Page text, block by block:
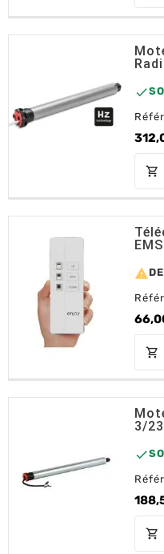

Prix
Prix
shopping_cart

Prix
shopping_cart
3/

Prix
Prix
shopping_cart